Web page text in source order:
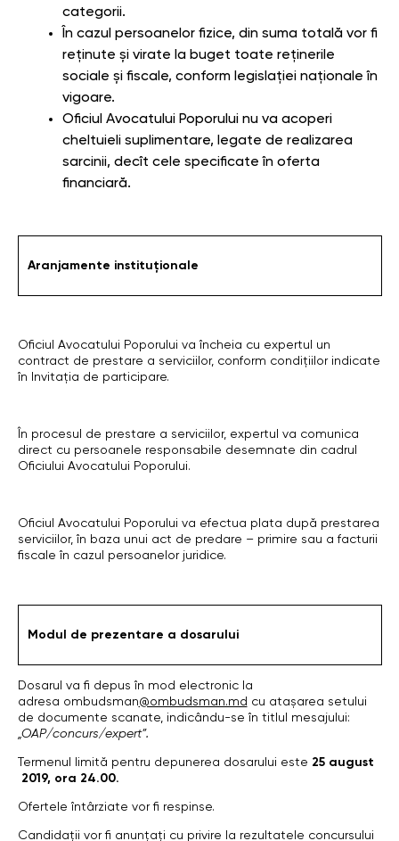
categorii.
În cazul persoanelor fizice, din suma totală vor fi
reținute și virate la buget toate reținerile
sociale și fiscale, conform legislației naționale în
vigoare.
Oficiul Avocatului Poporului nu va acoperi
cheltuieli suplimentare, legate de realizarea
sarcinii, decît cele specificate în oferta
financiară.
Aranjamente instituționale
Oficiul Avocatului Poporului va încheia cu expertul un
contract de prestare a serviciilor, conform condițiilor indicate
în Invitația de participare.
În procesul de prestare a serviciilor, expertul va comunica
direct cu persoanele responsabile desemnate din cadrul
Oficiului Avocatului Poporului.
Oficiul Avocatului Poporului va efectua plata după prestarea
serviciilor, în baza unui act de predare – primire sau a facturii
fiscale în cazul persoanelor juridice.
Modul de prezentare a dosarului
Dosarul va fi depus în mod electronic la
adresa ombudsman@ombudsman.md cu atașarea setului
de documente scanate, indicându-se în titlul mesajului:
„OAP/concurs/expert”.
Termenul limită pentru depunerea dosarului este 25 august
2019, ora 24.00.
Ofertele întârziate vor fi respinse.
Candidații vor fi anunțați cu privire la rezultatele concursului